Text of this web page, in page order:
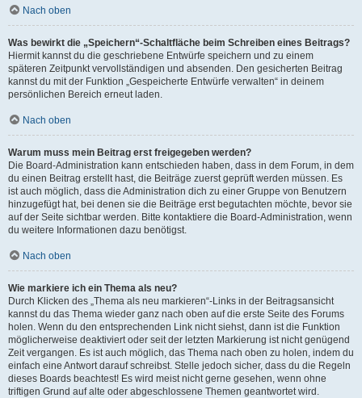
Nach oben
Was bewirkt die „Speichern“-Schaltfläche beim Schreiben eines Beitrags?
Hiermit kannst du die geschriebene Entwürfe speichern und zu einem
späteren Zeitpunkt vervollständigen und absenden. Den gesicherten Beitrag
kannst du mit der Funktion „Gespeicherte Entwürfe verwalten“ in deinem
persönlichen Bereich erneut laden.
Nach oben
Warum muss mein Beitrag erst freigegeben werden?
Die Board-Administration kann entschieden haben, dass in dem Forum, in dem
du einen Beitrag erstellt hast, die Beiträge zuerst geprüft werden müssen. Es
ist auch möglich, dass die Administration dich zu einer Gruppe von Benutzern
hinzugefügt hat, bei denen sie die Beiträge erst begutachten möchte, bevor sie
auf der Seite sichtbar werden. Bitte kontaktiere die Board-Administration, wenn
du weitere Informationen dazu benötigst.
Nach oben
Wie markiere ich ein Thema als neu?
Durch Klicken des „Thema als neu markieren“-Links in der Beitragsansicht
kannst du das Thema wieder ganz nach oben auf die erste Seite des Forums
holen. Wenn du den entsprechenden Link nicht siehst, dann ist die Funktion
möglicherweise deaktiviert oder seit der letzten Markierung ist nicht genügend
Zeit vergangen. Es ist auch möglich, das Thema nach oben zu holen, indem du
einfach eine Antwort darauf schreibst. Stelle jedoch sicher, dass du die Regeln
dieses Boards beachtest! Es wird meist nicht gerne gesehen, wenn ohne
triftigen Grund auf alte oder abgeschlossene Themen geantwortet wird.